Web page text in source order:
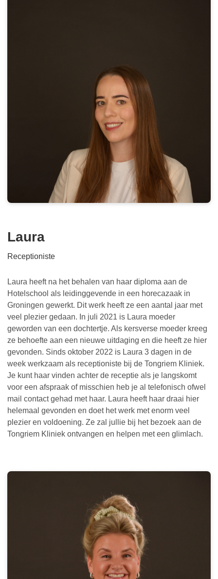
Laura
Receptioniste
Laura heeft na het behalen van haar diploma aan de
Hotelschool als leidinggevende in een horecazaak in
Groningen gewerkt. Dit werk heeft ze een aantal jaar met
veel plezier gedaan. In juli 2021 is Laura moeder
geworden van een dochtertje. Als kersverse moeder kreeg
ze behoefte aan een nieuwe uitdaging en die heeft ze hier
gevonden. Sinds oktober 2022 is Laura 3 dagen in de
week werkzaam als receptioniste bij de Tongriem Kliniek.
Je kunt haar vinden achter de receptie als je langskomt
voor een afspraak of misschien heb je al telefonisch ofwel
mail contact gehad met haar. Laura heeft haar draai hier
helemaal gevonden en doet het werk met enorm veel
plezier en voldoening. Ze zal jullie bij het bezoek aan de
Tongriem Kliniek ontvangen en helpen met een glimlach.